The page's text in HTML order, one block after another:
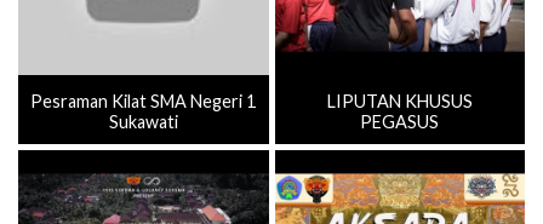
Pesraman Kilat SMA Negeri 1
Sukawati
LIPUTAN KHUSUS
PEGASUS